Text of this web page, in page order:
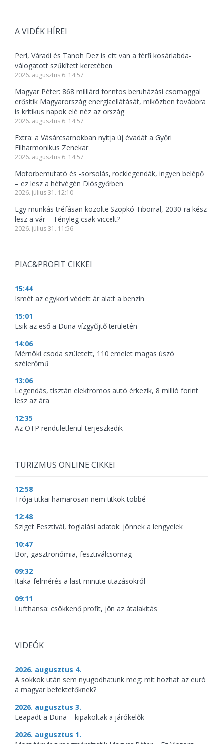
A VIDÉK HÍREI
Perl, Váradi és Tanoh Dez is ott van a férfi kosárlabda-
válogatott szűkített keretében
2026. augusztus 6. 14:57
Magyar Péter: 868 milliárd forintos beruházási csomaggal
erősítik Magyarország energiaellátását, miközben továbbra
is kritikus napok elé néz az ország
2026. augusztus 6. 14:57
Extra: a Vásárcsarnokban nyitja új évadát a Győri
Filharmonikus Zenekar
2026. augusztus 6. 14:57
Motorbemutató és -sorsolás, rocklegendák, ingyen belépő
– ez lesz a hétvégén Diósgyőrben
2026. július 31. 12:10
Egy munkás tréfásan közölte Szopkó Tiborral, 2030-ra kész
lesz a vár – Tényleg csak viccelt?
2026. július 31. 11:56
PIAC&PROFIT CIKKEI
15:44
Ismét az egykori védett ár alatt a benzin
15:01
Esik az eső a Duna vízgyűjtő területén
14:06
Mérnöki csoda született, 110 emelet magas úszó
szélerőmű
13:06
Legendás, tisztán elektromos autó érkezik, 8 millió forint
lesz az ára
12:35
Az OTP rendületlenül terjeszkedik
TURIZMUS ONLINE CIKKEI
12:58
Trója titkai hamarosan nem titkok többé
12:48
Sziget Fesztivál, foglalási adatok: jönnek a lengyelek
10:47
Bor, gasztronómia, fesztiválcsomag
09:32
Itaka-felmérés a last minute utazásokról
09:11
Lufthansa: csökkenő profit, jön az átalakítás
VIDEÓK
2026. augusztus 4.
A sokkok után sem nyugodhatunk meg: mit hozhat az euró
a magyar befektetőknek?
2026. augusztus 3.
Leapadt a Duna – kipakoltak a járókelők
2026. augusztus 1.